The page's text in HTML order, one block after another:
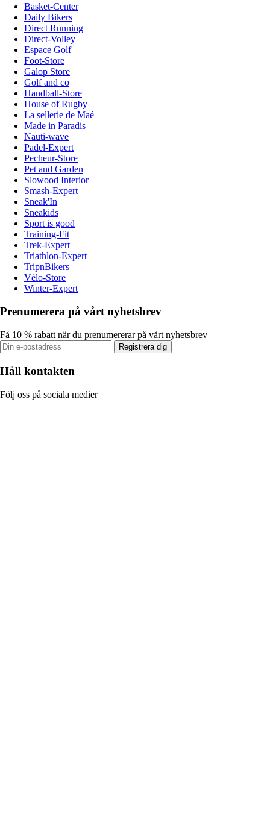
Basket-Center
Daily Bikers
Direct Running
Direct-Volley
Espace Golf
Foot-Store
Galop Store
Golf and co
Handball-Store
House of Rugby
La sellerie de Maé
Made in Paradis
Nauti-wave
Padel-Expert
Pecheur-Store
Pet and Garden
Slowood Interior
Smash-Expert
Sneak'In
Sneakids
Sport is good
Training-Fit
Trek-Expert
Triathlon-Expert
TripnBikers
Vélo-Store
Winter-Expert
Prenumerera på vårt nyhetsbrev
Få 10 % rabatt när du prenumererar på vårt nyhetsbrev
Registrera dig
Håll kontakten
Följ oss på sociala medier